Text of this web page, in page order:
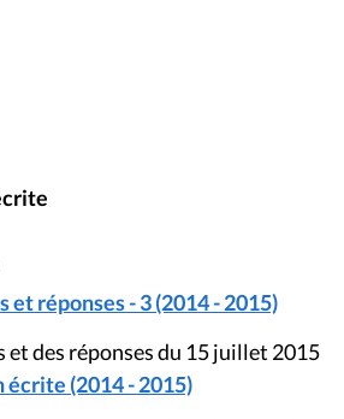
réponses - 3 (2014 - 2015)
des réponses du 15 juillet 2015
écrite (2014 - 2015)